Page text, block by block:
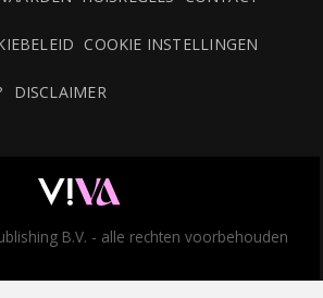
COOKIE INSTELLINGEN
DISCLAIMER
B.V. - alle rechten voorbehouden